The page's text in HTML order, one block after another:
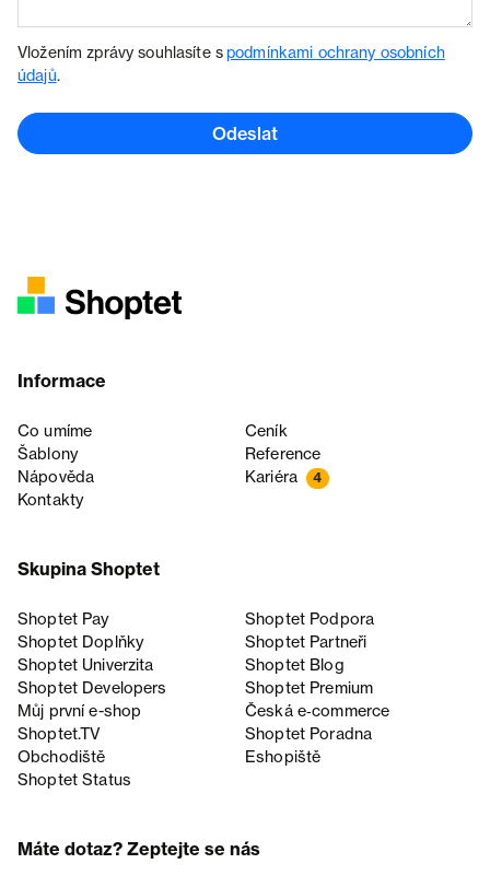
Vložením zprávy souhlasíte spodmínkami ochrany osobních
údajů.
Odeslat
Informace
Co umíme
Ceník
Šablony
Reference
Nápověda
Kariéra 4
Kontakty
Skupina Shoptet
Shoptet Pay
Shoptet Podpora
Shoptet Doplňky
Shoptet Partneři
Shoptet Univerzita
Shoptet Blog
Shoptet Developers
Shoptet Premium
Můj první e-shop
Česká e‑commerce
Shoptet.TV
Shoptet Poradna
Obchodiště
Eshopiště
Shoptet Status
Máte dotaz? Zeptejte se nás